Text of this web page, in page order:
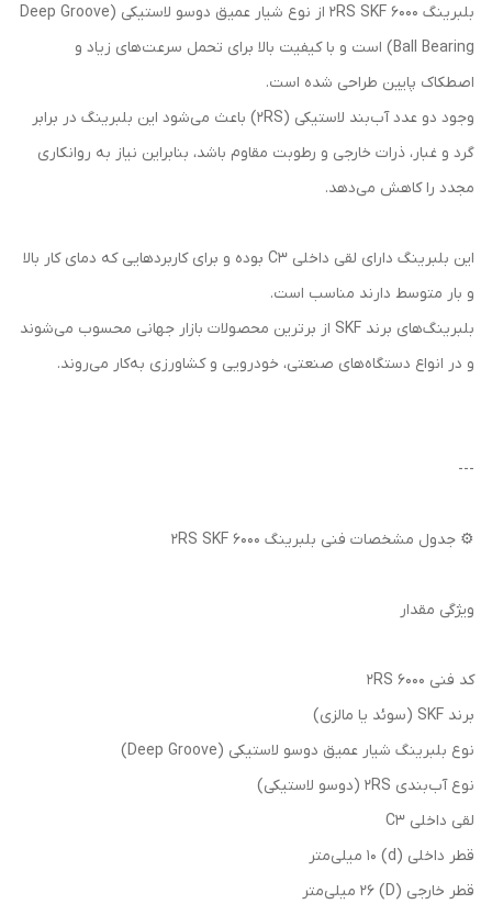
بلبرینگ 6000 2RS SKF از نوع شیار عمیق دوسو لاستیکی (Deep Groove
Ball Bearing) است و با کیفیت بالا برای تحمل سرعت‌های زیاد و
اصطکاک پایین طراحی شده است.
وجود دو عدد آب‌بند لاستیکی (2RS) باعث می‌شود این بلبرینگ در برابر
گرد و غبار، ذرات خارجی و رطوبت مقاوم باشد، بنابراین نیاز به روانکاری
مجدد را کاهش می‌دهد.
این بلبرینگ دارای لقی داخلی C3 بوده و برای کاربردهایی که دمای کار بالا
و بار متوسط دارند مناسب است.
بلبرینگ‌های برند SKF از برترین محصولات بازار جهانی محسوب می‌شوند
و در انواع دستگاه‌های صنعتی، خودرویی و کشاورزی به‌کار می‌روند.
---
⚙️ جدول مشخصات فنی بلبرینگ 6000 2RS SKF
ویژگی مقدار
کد فنی 6000 2RS
برند SKF (سوئد یا مالزی)
نوع بلبرینگ شیار عمیق دوسو لاستیکی (Deep Groove)
نوع آب‌بندی 2RS (دوسو لاستیکی)
لقی داخلی C3
قطر داخلی (d) 10 میلی‌متر
قطر خارجی (D) 26 میلی‌متر